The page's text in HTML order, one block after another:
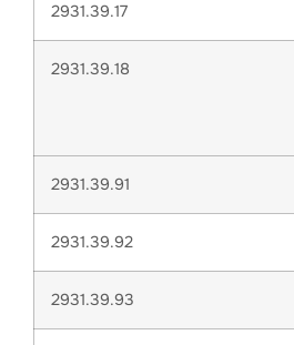
2931.39.17
2931.39.18
2931.39.91
2931.39.92
2931.39.93